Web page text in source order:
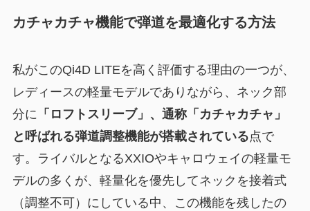
カチャカチャ機能で弾道を最適化する方法
私がこのQi4D LITEを高く評価する理由の一つが、
レディースの軽量モデルでありながら、ネック部
分に 「ロフトスリーブ」、通称「カチャカチャ」
と呼ばれる弾道調整機能が搭載されている点で
す。ライバルとなるXXIOやキャロウェイの軽量モ
デルの多くが、軽量化を優先してネックを接着式
（調整不可）にしている中、この機能を残したの